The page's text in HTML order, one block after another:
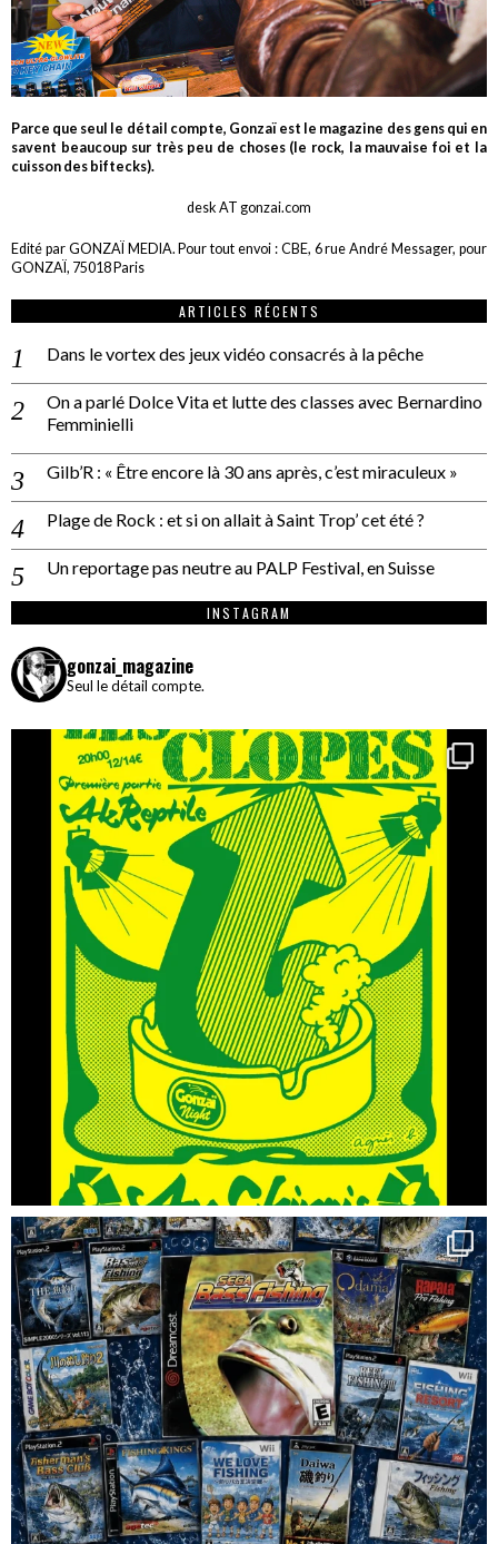
Parce que seul le détail compte, Gonzaï est le magazine des gens qui en
savent beaucoup sur très peu de choses (le rock, la mauvaise foi et la
cuisson des biftecks).
desk AT gonzai.com
Edité par GONZAÏ MEDIA. Pour tout envoi : CBE, 6 rue André Messager, pour
GONZAÏ, 75018 Paris
ARTICLES RÉCENTS
Dans le vortex des jeux vidéo consacrés à la pêche
On a parlé Dolce Vita et lutte des classes avec Bernardino
Femminielli
Gilb’R : « Être encore là 30 ans après, c’est miraculeux »
Plage de Rock : et si on allait à Saint Trop’ cet été ?
Un reportage pas neutre au PALP Festival, en Suisse
INSTAGRAM
gonzai_magazine
Seul le détail compte.